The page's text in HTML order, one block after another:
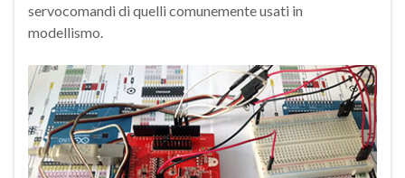
servocomandi di quelli comunemente usati in
modellismo.